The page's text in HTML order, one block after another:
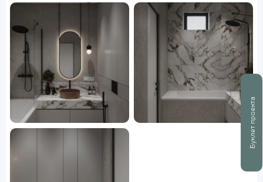
Буклет проекта